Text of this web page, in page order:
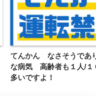
てんかん なさそうであ
な病気 高齢者も１人/１
多いですよ！